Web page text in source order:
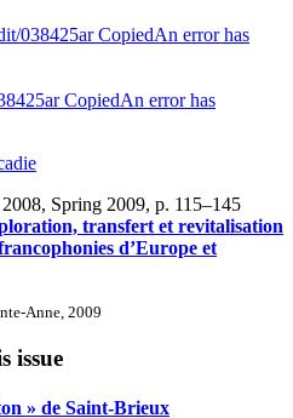
038425arCopiedAn error has
CopiedAn error has
Spring 2009, p. 115–145
transfert et revitalisation
d’Europe et
Anne, 2009
issue
» de Saint-Brieux